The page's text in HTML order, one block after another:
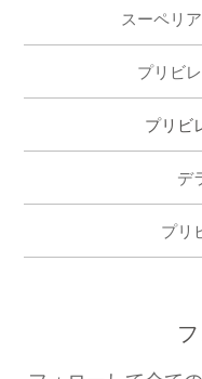
スーペリ
プリビ
プリビ
デ
プリ